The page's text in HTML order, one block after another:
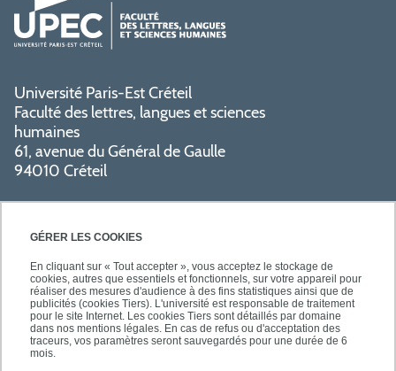
GÉRER LES COOKIES
En cliquant sur « Tout accepter », vous acceptez le stockage de
cookies, autres que essentiels et fonctionnels, sur votre appareil pour
réaliser des mesures d'audience à des fins statistiques ainsi que de
publicités (cookies Tiers). L'université est responsable de traitement
pour le site Internet. Les cookies Tiers sont détaillés par domaine
dans nos mentions légales. En cas de refus ou d'acceptation des
traceurs, vos paramètres seront sauvegardés pour une durée de 6
mois.
Université Paris-Est Créteil
Faculté des lettres, langues et sciences
humaines
61, avenue du Général de Gaulle
94010 Créteil
PRATIQUE
NOS FORMATIONS